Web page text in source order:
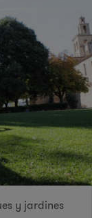
y jardines